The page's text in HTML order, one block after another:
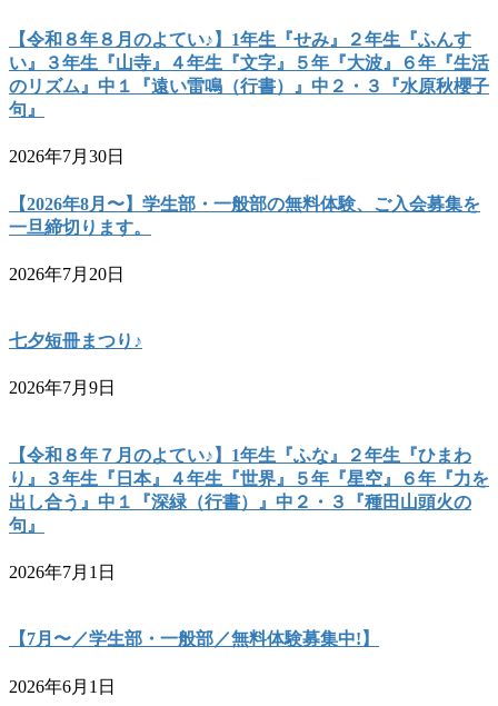
【令和８年８月のよてい♪】1年生『せみ』２年生『ふんす
い』３年生『山寺』４年生『文字』５年『大波』６年『生活
のリズム』中１『遠い雷鳴（行書）』中２・３『水原秋櫻子
句』
2026年7月30日
【2026年8月〜】学生部・一般部の無料体験、ご入会募集を
一旦締切ります。
2026年7月20日
七夕短冊まつり♪
2026年7月9日
【令和８年７月のよてい♪】1年生『ふな』２年生『ひまわ
り』３年生『日本』４年生『世界』５年『星空』６年『力を
出し合う』中１『深緑（行書）』中２・３『種田山頭火の
句』
2026年7月1日
【7月〜／学生部・一般部／無料体験募集中!】
2026年6月1日